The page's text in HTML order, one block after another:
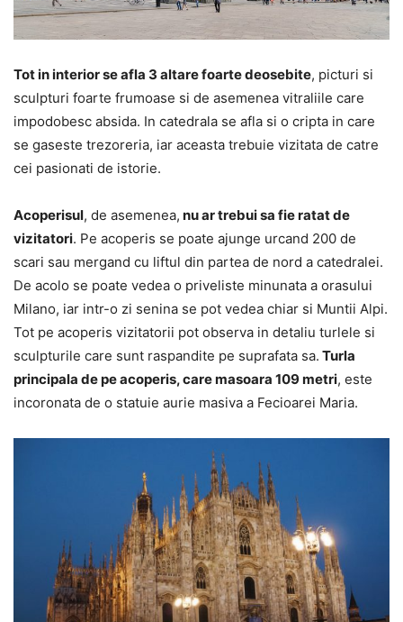
Tot in interior se afla 3 altare foarte deosebite, picturi si
sculpturi foarte frumoase si de asemenea vitraliile care
impodobesc absida. In catedrala se afla si o cripta in care
se gaseste trezoreria, iar aceasta trebuie vizitata de catre
cei pasionati de istorie.
Acoperisul, de asemenea, nu ar trebui sa fie ratat de
vizitatori. Pe acoperis se poate ajunge urcand 200 de
scari sau mergand cu liftul din partea de nord a catedralei.
De acolo se poate vedea o priveliste minunata a orasului
Milano, iar intr-o zi senina se pot vedea chiar si Muntii Alpi.
Tot pe acoperis vizitatorii pot observa in detaliu turlele si
sculpturile care sunt raspandite pe suprafata sa. Turla
principala de pe acoperis, care masoara 109 metri, este
incoronata de o statuie aurie masiva a Fecioarei Maria.